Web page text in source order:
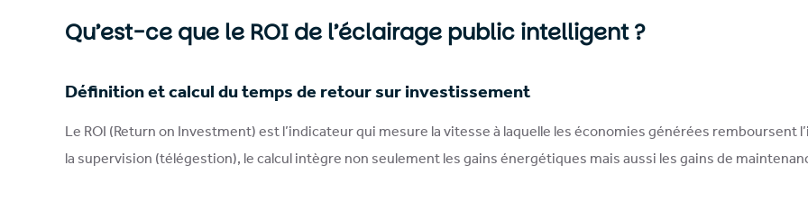
Qu’est-ce que le ROI de l’éclairage public intelligent ?
Définition et calcul du temps de retour sur investissement
Le ROI (Return on Investment) est l’indicateur qui mesure la vitesse à laquelle les économies générées remboursent
la supervision (télégestion), le calcul intègre non seulement les gains énergétiques mais aussi les gains de